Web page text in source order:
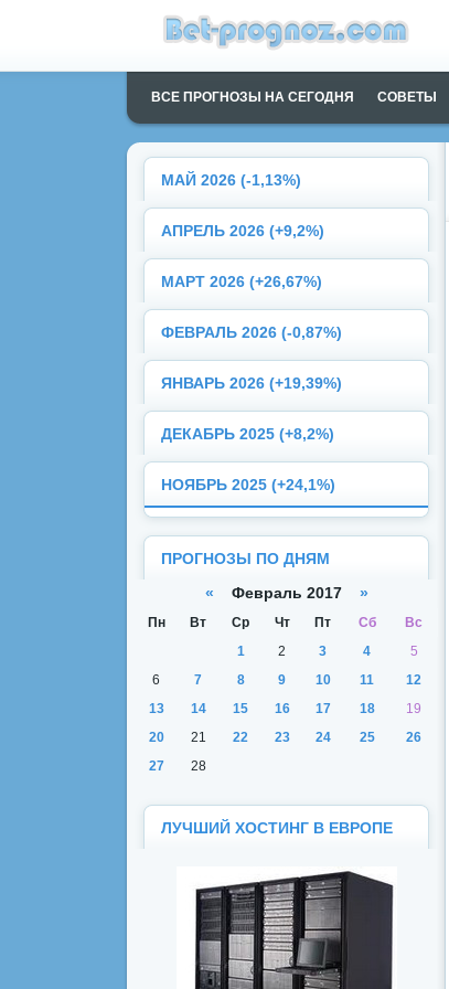
ВСЕ ПРОГНОЗЫ НА СЕГОДНЯ СОВЕТЫ
МАЙ 2026 (-1,13%)
АПРЕЛЬ 2026 (+9,2%)
МАРТ 2026 (+26,67%)
ФЕВРАЛЬ 2026 (-0,87%)
ЯНВАРЬ 2026 (+19,39%)
ДЕКАБРЬ 2025 (+8,2%)
НОЯБРЬ 2025 (+24,1%)
ПРОГНОЗЫ ПО ДНЯМ
« Февраль 2017 »
Пн Вт Ср Чт Пт Сб
Вс
1
2 3 4
5
6
7 8 9 10 11
12
13
14 15 16 17 18
19
20
21 22 23 24 25
26
27
28
ЛУЧШИЙ ХОСТИНГ В ЕВРОПЕ